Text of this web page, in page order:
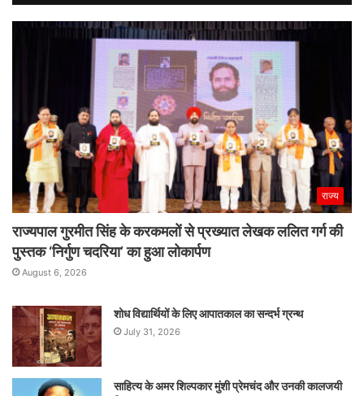
राज्य
राज्यपाल गुरमीत सिंह के करकमलों से प्रख्यात लेखक ललित गर्ग की
पुस्तक ‘निर्गुण चदरिया’ का हुआ लोकार्पण
August 6, 2026
शोध विद्यार्थियों के लिए आपातकाल का सन्दर्भ ग्रन्थ
July 31, 2026
साहित्य के अमर शिल्पकार मुंशी प्रेमचंद और उनकी कालजयी